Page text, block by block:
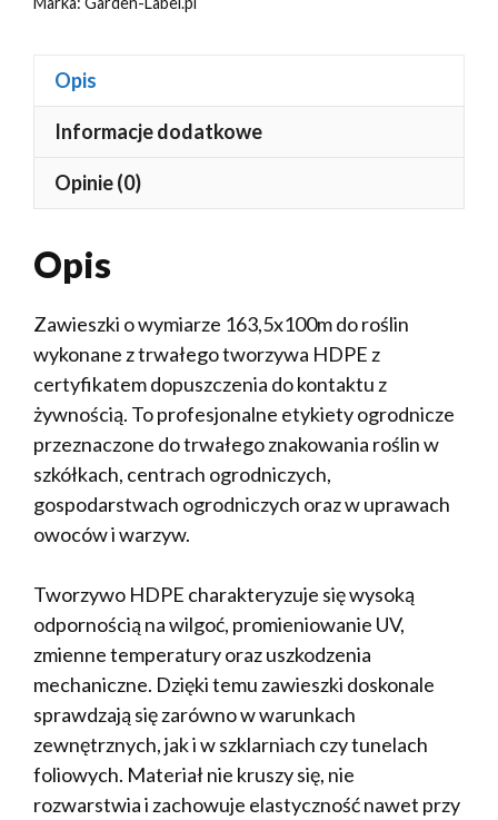
Opis
Informacje dodatkowe
Opinie (0)
Opis
Zawieszki o wymiarze 163,5x100m do roślin
wykonane z trwałego tworzywa HDPE z
certyfikatem dopuszczenia do kontaktu z
żywnością. To profesjonalne etykiety ogrodnicze
przeznaczone do trwałego znakowania roślin w
szkółkach, centrach ogrodniczych,
gospodarstwach ogrodniczych oraz w uprawach
owoców i warzyw.
Tworzywo HDPE charakteryzuje się wysoką
odpornością na wilgoć, promieniowanie UV,
zmienne temperatury oraz uszkodzenia
mechaniczne. Dzięki temu zawieszki doskonale
sprawdzają się zarówno w warunkach
zewnętrznych, jak i w szklarniach czy tunelach
foliowych. Materiał nie kruszy się, nie
rozwarstwia i zachowuje elastyczność nawet przy